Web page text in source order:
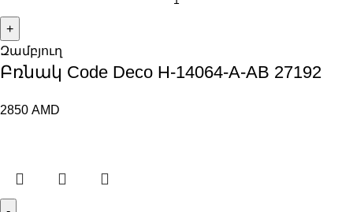
Զամբյուղ
Բռնակ Code Deco H-14064-A-AB 27192
2850 AMD